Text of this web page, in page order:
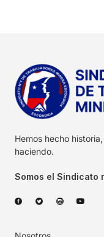
Hemos hecho
haciendo.
Somos el Sindicato